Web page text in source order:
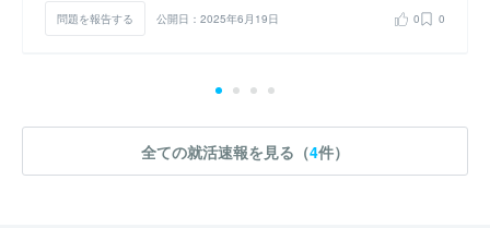
問題を報告する 公開日：2025年6月19日 0 0
全ての就活速報を見る（4件）